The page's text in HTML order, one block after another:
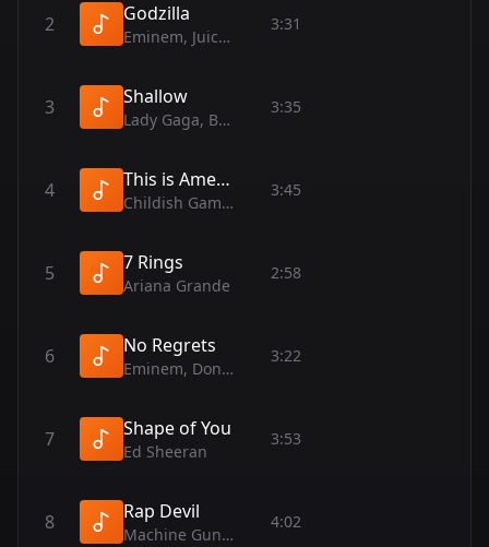
2 Godzilla
Eminem, Juice WRLD
3:31
3 Shallow
Lady Gaga, Bradley Cooper
3:35
4 This is America
Childish Gambino
3:45
5 7 Rings
Ariana Grande
2:58
6 No Regrets
Eminem, Don Toliver
3:22
7 Shape of You
Ed Sheeran
3:53
8 Rap Devil
Machine Gun Kelly
4:02